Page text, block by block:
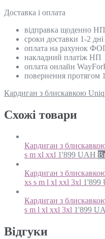
Доставка і оплата
відправка щоденно НП
сроки доставки 1-2 дні
оплата на рахунок
накладний платіж НП
оплата онлайн
повернення протягом
Кардиган з блискавкою
Схожi товари
Кардиган з
s m xl xxl 1'899 UAH
Кардиган з
xs s m l xl xxl 3xl 1'899
Кардиган з
s m l xl xxl 3xl 1'899
Відгуки